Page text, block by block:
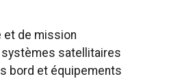
et de mission
systèmes satellitaires
bord et équipements